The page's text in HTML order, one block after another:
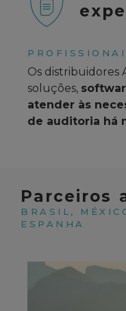
Os distribuidores
soluções,
atender às
de auditoria há
Parceiros
BRASIL,
ESPANHA